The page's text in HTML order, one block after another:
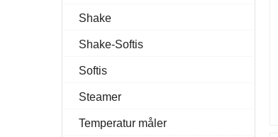
Shake
Shake-Softis
Softis
Steamer
Temperatur måler